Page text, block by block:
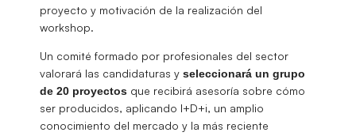
proyecto y motivación de la realización del
workshop.
Un comité formado por profesionales del sector
valorará las candidaturas y seleccionará un grupo
de 20 proyectos que recibirá asesoría sobre cómo
ser producidos, aplicando I+D+i, un amplio
conocimiento del mercado y la más reciente